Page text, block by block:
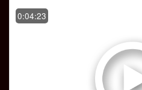
0:04:23